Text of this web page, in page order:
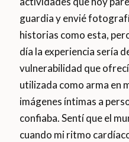
guardia y envié
historias como esta,
día la experiencia sería
vulnerabilidad que
utilizada como arma en
imágenes íntimas a
confiaba. Sentí que el
cuando mi ritmo